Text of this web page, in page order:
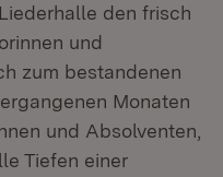
den frisch
und
zum bestandenen
Monaten
und Absolventen,
Tiefen einer